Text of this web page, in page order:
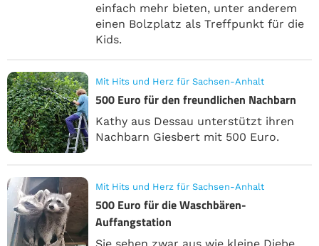
einfach mehr bieten, unter anderem
einen Bolzplatz als Treffpunkt für die
Kids.
Mit Hits und Herz für Sachsen-Anhalt
500 Euro für den freundlichen Nachbarn
Kathy aus Dessau unterstützt ihren
Nachbarn Giesbert mit 500 Euro.
Mit Hits und Herz für Sachsen-Anhalt
500 Euro für die Waschbären-
Auffangstation
Sie sehen zwar aus wie kleine Diebe,